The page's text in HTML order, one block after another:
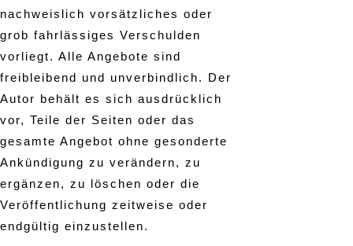
nachweislich vorsätzliches oder
grob fahrlässiges Verschulden
vorliegt. Alle Angebote sind
freibleibend und unverbindlich. Der
Autor behält es sich ausdrücklich
vor, Teile der Seiten oder das
gesamte Angebot ohne gesonderte
Ankündigung zu verändern, zu
ergänzen, zu löschen oder die
Veröffentlichung zeitweise oder
endgültig einzustellen.